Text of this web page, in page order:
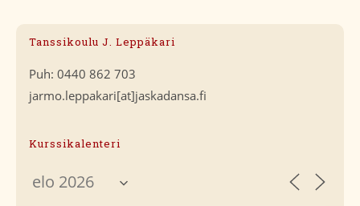
Tanssikoulu J. Leppäkari
Puh: 0440 862 703
jarmo.leppakari[at]jaskadansa.fi
Kurssikalenteri